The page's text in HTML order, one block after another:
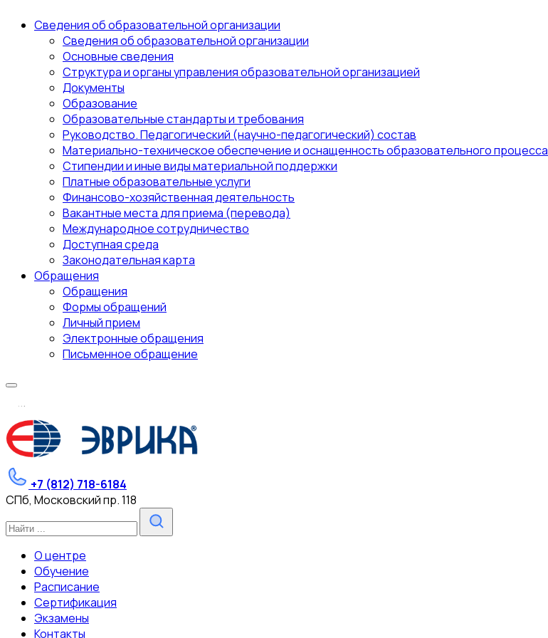
Сведения об образовательной организации
Сведения об образовательной организации
Основные сведения
Структура и органы управления образовательной организацией
Документы
Образование
Образовательные стандарты и требования
Руководство. Педагогический (научно-педагогический) состав
Материально-техническое обеспечение и оснащенность образовательного процесса
Стипендии и иные виды материальной поддержки
Платные образовательные услуги
Финансово-хозяйственная деятельность
Вакантные места для приема (перевода)
Международное сотрудничество
Доступная среда
Законодательная карта
Обращения
Обращения
Формы обращений
Личный прием
Электронные обращения
Письменное обращение
...
+7 (812) 718-6184
СПб, Московский пр. 118
О центре
Обучение
Расписание
Сертификация
Экзамены
Контакты